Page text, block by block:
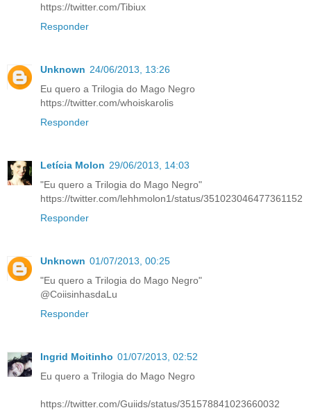
https://twitter.com/Tibiux
Responder
Unknown 24/06/2013, 13:26
Eu quero a Trilogia do Mago Negro
https://twitter.com/whoiskarolis
Responder
Letícia Molon 29/06/2013, 14:03
"Eu quero a Trilogia do Mago Negro"
https://twitter.com/lehhmolon1/status/351023046477361152
Responder
Unknown 01/07/2013, 00:25
"Eu quero a Trilogia do Mago Negro"
@CoiisinhasdaLu
Responder
Ingrid Moitinho 01/07/2013, 02:52
Eu quero a Trilogia do Mago Negro
https://twitter.com/Guiids/status/351578841023660032